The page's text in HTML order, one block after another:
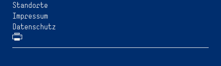
Standorte
Impressum
Datenschutz